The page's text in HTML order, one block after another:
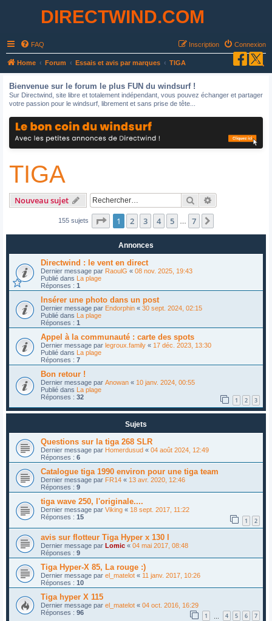
DIRECTWIND.COM
FAQ Connexion
Inscription
Home Forum Essais et avis par marques TIGA
Bienvenue sur le forum le plus FUN du windsurf !
Sur Directwind, site libre et totalement indépendant, vous pouvez échanger et partager
votre passion pour le windsurf, librement et sans prise de tête...
TIGA
Nouveau sujet Rechercher
155 sujets Page 1sur7
1 2 3 4 5 7
Annonces
Directwind : le vent en direct
Dernier message par RaoulG « 08 nov. 2025, 19:43
Publié dans La plage
Réponses : 1
Insérer une photo dans un post
Dernier message par Endorphin « 30 sept. 2024, 02:15
Publié dans La plage
Réponses : 1
Appel à la communauté : carte des spots
Dernier message par legroux.family « 17 déc. 2023, 13:30
Publié dans La plage
Réponses : 7
Bon retour !
Dernier message par Anowan « 10 janv. 2024, 00:55
Publié dans La plage
Réponses : 32 1 2 3
Sujets
Questions sur la tiga 268 SLR
Dernier message par Homerdusud « 04 août 2024, 12:49
Réponses : 6
Catalogue tiga 1990 environ pour une tiga team
Dernier message par FR14 « 13 avr. 2020, 12:46
Réponses : 9
tiga wave 250, l'originale....
Dernier message par Viking « 18 sept. 2017, 11:22
Réponses : 15 1 2
avis sur flotteur Tiga Hyper x 130 l
Dernier message par Lomic « 04 mai 2017, 08:48
Réponses : 9
Tiga Hyper-X 85, La rouge :)
Dernier message par el_matelot « 11 janv. 2017, 10:26
Réponses : 10
Tiga hyper X 115
Dernier message par el_matelot « 04 oct. 2016, 16:29
Réponses : 96 1 4 5 6 7